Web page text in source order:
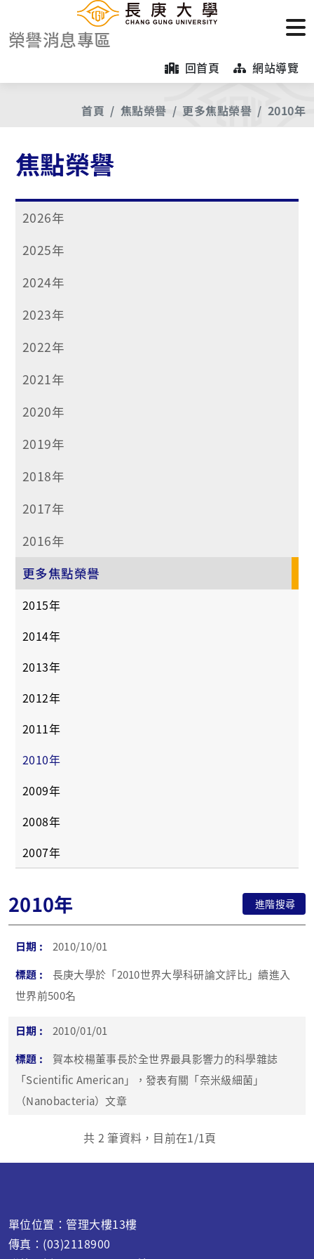
榮譽消息專區
回首頁 網站導覽
首頁 焦點榮譽 更多焦點榮譽 2010年
焦點榮譽
2026年
2025年
2024年
2023年
2022年
2021年
2020年
2019年
2018年
2017年
2016年
更多焦點榮譽
2015年
2014年
2013年
2012年
2011年
2010年
2009年
2008年
2007年
2010年 進階搜尋
2010/10/01
長庚大學於「2010世界大學科研論文評比」續進入
世界前500名
2010/01/01
賀本校楊董事長於全世界最具影響力的科學雜誌
「Scientific American」，發表有關「奈米級細菌」
（Nanobacteria）文章
共 2 筆資料，目前在1/1頁
單位位置：管理大樓13樓
傳真：(03)2118900